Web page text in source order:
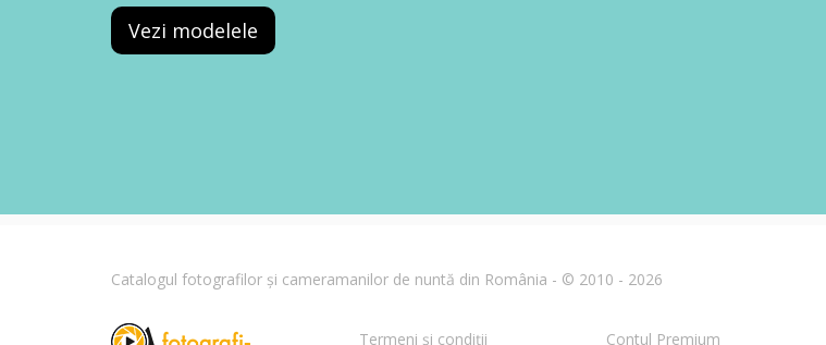
Vezi modelele
Catalogul fotografilor și cameramanilor de nuntă din România - © 2010 - 2026
Termeni și condiții Contul Premium